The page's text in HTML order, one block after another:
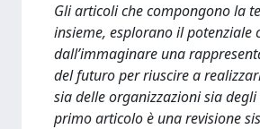
Gli articoli che compongono la
insieme, esplorano il potenziale
dall’immaginare una
del futuro per riuscire a
sia delle organizzazioni sia
primo articolo è una revisione